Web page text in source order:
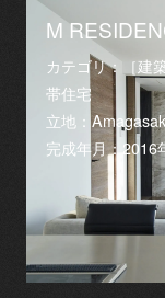
M
カテゴリ：［建
帯住宅
立地：
完成年月：2016